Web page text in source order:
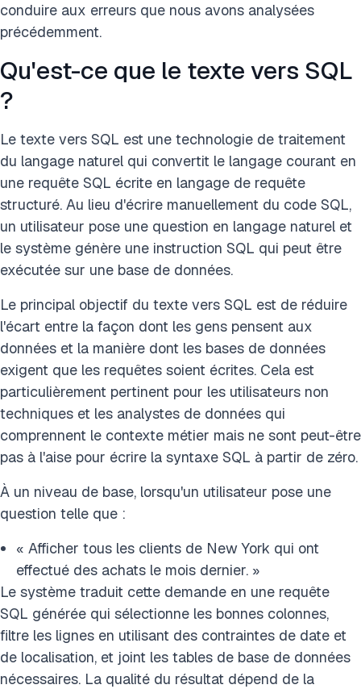
conduire aux erreurs que nous avons analysées
précédemment.
Qu'est-ce que le texte vers SQL
?
Le texte vers SQL est une technologie de traitement
du langage naturel qui convertit le langage courant en
une requête SQL écrite en langage de requête
structuré. Au lieu d'écrire manuellement du code SQL,
un utilisateur pose une question en langage naturel et
le système génère une instruction SQL qui peut être
exécutée sur une base de données.
Le principal objectif du texte vers SQL est de réduire
l'écart entre la façon dont les gens pensent aux
données et la manière dont les bases de données
exigent que les requêtes soient écrites. Cela est
particulièrement pertinent pour les utilisateurs non
techniques et les analystes de données qui
comprennent le contexte métier mais ne sont peut-être
pas à l'aise pour écrire la syntaxe SQL à partir de zéro.
À un niveau de base, lorsqu'un utilisateur pose une
question telle que :
« Afficher tous les clients de New York qui ont
effectué des achats le mois dernier. »
Le système traduit cette demande en une requête
SQL générée qui sélectionne les bonnes colonnes,
filtre les lignes en utilisant des contraintes de date et
de localisation, et joint les tables de base de données
nécessaires. La qualité du résultat dépend de la